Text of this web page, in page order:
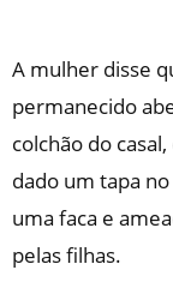
A mulher disse
permanecido
colchão do
dado um tapa
uma faca e
pelas filhas.